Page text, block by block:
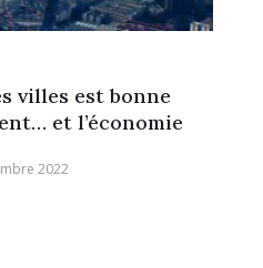
villes est bonne
et l’économie
2022